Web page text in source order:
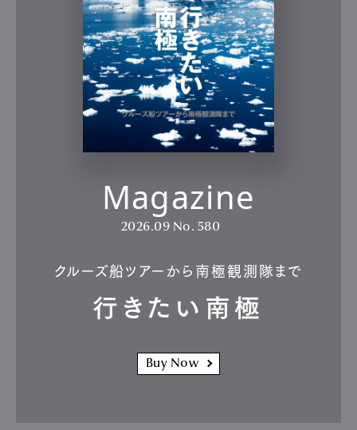
Magazine
2026.09 No. 580
クルーズ船ツアーから南極観測隊まで
行きたい南極
Buy Now